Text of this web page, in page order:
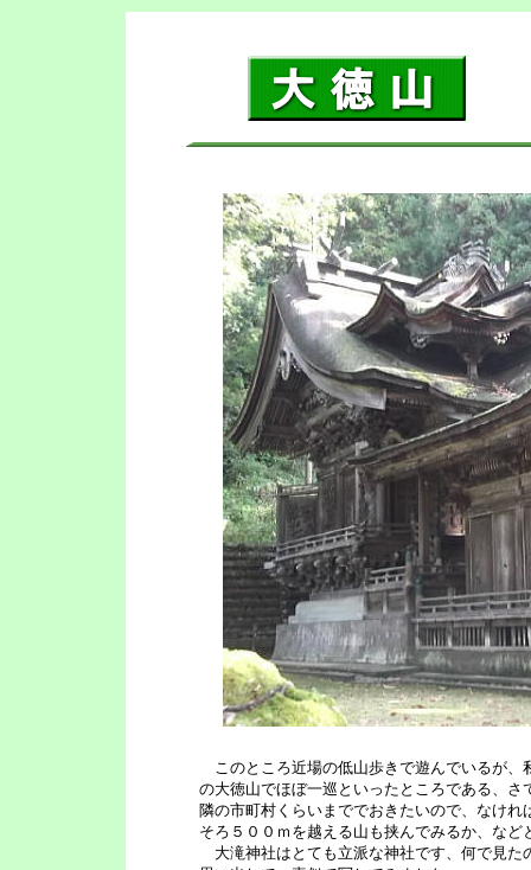
このところ近場の低山歩きで遊んでいるが、
の大徳山でほぼ一巡といったところである、
隣の市町村くらいまででおきたいので、なけ
そろ５００ｍを越える山も挟んでみるか、など
大滝神社はとても立派な神社です、何で見た